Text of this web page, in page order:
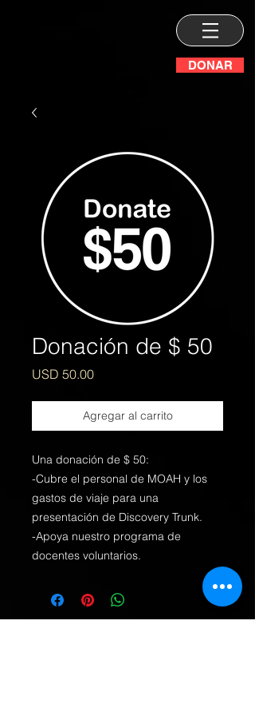
DONAR
Donación de $ 50
USD 50.00Precio
Agregar al carrito
Una donación de $ 50:
-Cubre el personal de MOAH y los
gastos de viaje para una
presentación de Discovery Trunk.
-Apoya nuestro programa de
docentes voluntarios.